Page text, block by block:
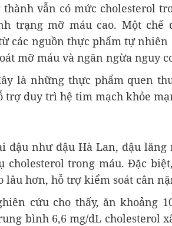
vẫn có mức cholesterol
trạng mỡ máu cao. Một chế
các nguồn thực phẩm tự
mỡ máu và ngăn ngừa nguy
là những thực phẩm quen
trợ duy trì hệ tim mạch khỏe
đậu như đậu Hà Lan, đậu
cholesterol trong máu. Đặc
lâu hơn, hỗ trợ kiểm soát cân
cứu cho thấy, ăn khoảng
bình 6,6 mg/dL cholesterol